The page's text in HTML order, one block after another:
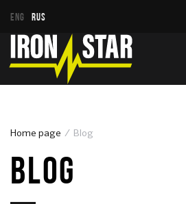
ENG RUS
Home page Blog
BLOG